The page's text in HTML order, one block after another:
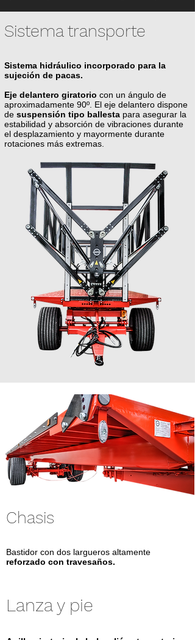
Sistema transporte
Sistema hidráulico incorporado para la
sujeción de pacas.
Eje delantero giratorio con un ángulo de
aproximadamente 90º. El eje delantero dispone
de suspensión tipo ballesta para asegurar la
estabilidad y absorción de vibraciones durante
el desplazamiento y mayormente durante
rotaciones más extremas.
Chasis
Bastidor con dos largueros altamente
reforzado con travesaños.
Lanza y pie